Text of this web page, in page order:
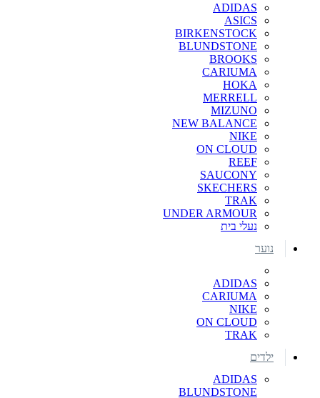
ADIDAS
ASICS
BIRKENSTOCK
BLUNDSTONE
BROOKS
CARIUMA
HOKA
MERRELL
MIZUNO
NEW BALANCE
NIKE
ON CLOUD
REEF
SAUCONY
SKECHERS
TRAK
UNDER ARMOUR
נעלי בית
נוער
ADIDAS
CARIUMA
NIKE
ON CLOUD
TRAK
ילדים
ADIDAS
BLUNDSTONE